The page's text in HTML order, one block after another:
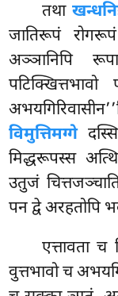
तथा
जातिरूपं
अञ्ञानिपि
पटिक्खित्तभावो
विमुत्तिमग्गे
मिद्धरूपस्स
उतुजं
पन द्वे अरहतोपि
एत्तावता च
वुत्तभावो च